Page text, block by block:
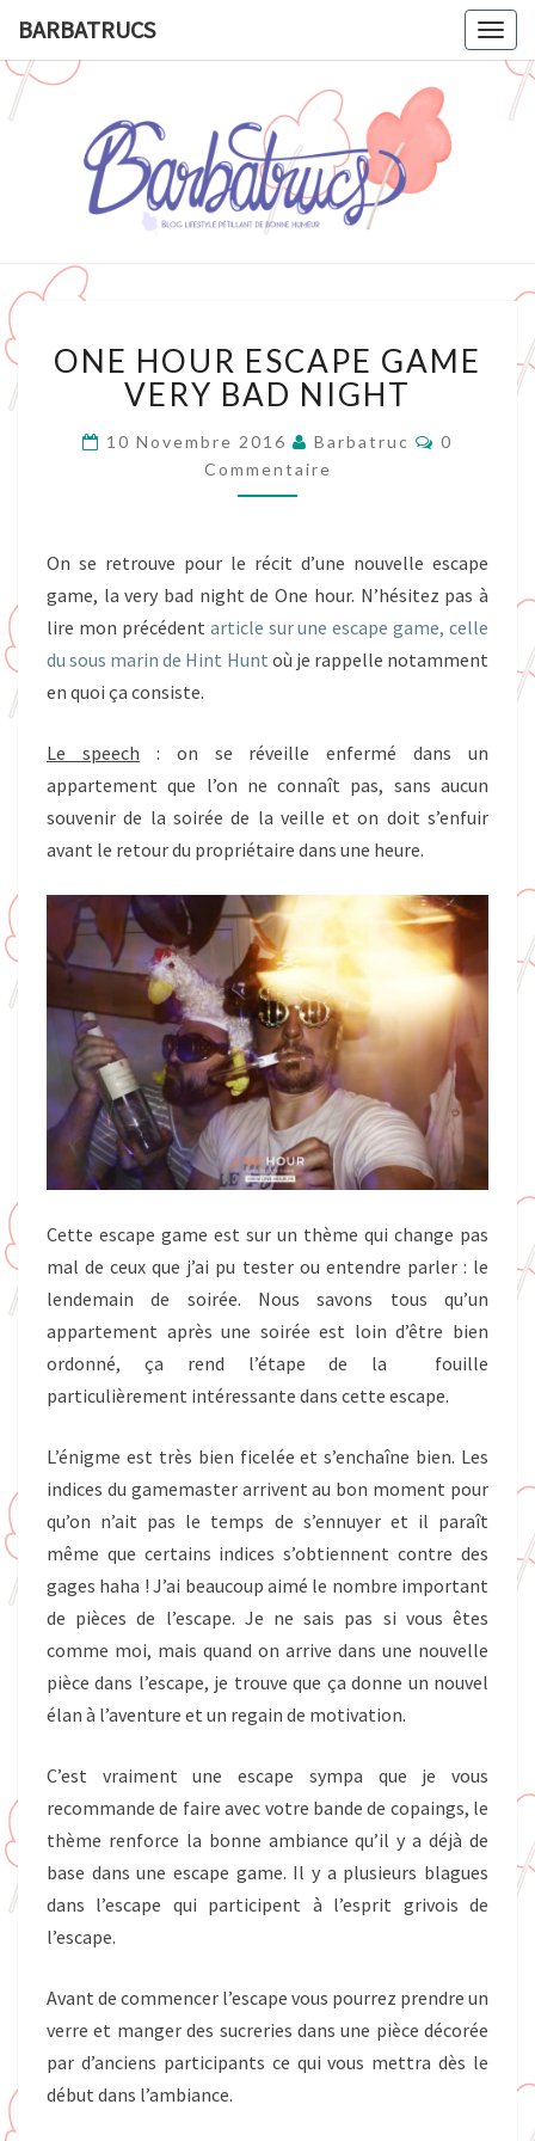
BARBATRUCS
Blog
Lifestyle
Pétillant
De
HOUR
ESCAPE
GAME
VERY
BAD
NIGHT
ONE HOUR ESCAPE GAME
VERY BAD NIGHT
10 Novembre 2016 Barbatruc
0
Commentaire
On se retrouve pour le récit d’une nouvelle escape
game, la very bad night de One hour. N’hésitez pas à
lire mon précédent article sur une escape game, celle
du sous marin de Hint Hunt où je rappelle notamment
en quoi ça consiste.
Le speech : on se réveille enfermé dans un
appartement que l’on ne connaît pas, sans aucun
souvenir de la soirée de la veille et on doit s’enfuir
avant le retour du propriétaire dans une heure.
Cette escape game est sur un thème qui change pas
mal de ceux que j’ai pu tester ou entendre parler : le
lendemain de soirée. Nous savons tous qu’un
appartement après une soirée est loin d’être bien
ordonné, ça rend l’étape de la fouille
particulièrement intéressante dans cette escape.
L’énigme est très bien ficelée et s’enchaîne bien. Les
indices du gamemaster arrivent au bon moment pour
qu’on n’ait pas le temps de s’ennuyer et il paraît
même que certains indices s’obtiennent contre des
gages haha ! J’ai beaucoup aimé le nombre important
de pièces de l’escape. Je ne sais pas si vous êtes
comme moi, mais quand on arrive dans une nouvelle
pièce dans l’escape, je trouve que ça donne un nouvel
élan à l’aventure et un regain de motivation.
C’est vraiment une escape sympa que je vous
recommande de faire avec votre bande de copaings, le
thème renforce la bonne ambiance qu’il y a déjà de
base dans une escape game. Il y a plusieurs blagues
dans l’escape qui participent à l’esprit grivois de
l’escape.
Avant de commencer l’escape vous pourrez prendre un
verre et manger des sucreries dans une pièce décorée
par d’anciens participants ce qui vous mettra dès le
début dans l’ambiance.